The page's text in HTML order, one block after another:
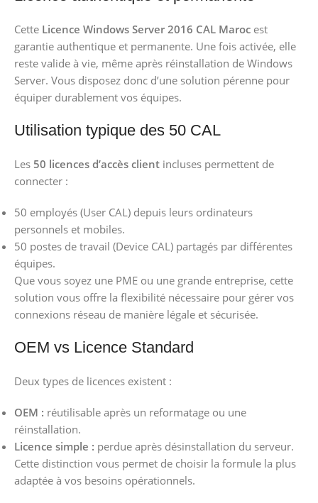
Cette Licence Windows Server 2016 CAL Maroc est
garantie authentique et permanente. Une fois activée, elle
reste valide à vie, même après réinstallation de Windows
Server. Vous disposez donc d’une solution pérenne pour
équiper durablement vos équipes.
Utilisation typique des 50 CAL
Les 50 licences d’accès client incluses permettent de
connecter :
50 employés (User CAL) depuis leurs ordinateurs
personnels et mobiles.
50 postes de travail (Device CAL) partagés par différentes
équipes.
Que vous soyez une PME ou une grande entreprise, cette
solution vous offre la flexibilité nécessaire pour gérer vos
connexions réseau de manière légale et sécurisée.
OEM vs Licence Standard
Deux types de licences existent :
OEM : réutilisable après un reformatage ou une
réinstallation.
Licence simple : perdue après désinstallation du serveur.
Cette distinction vous permet de choisir la formule la plus
adaptée à vos besoins opérationnels.